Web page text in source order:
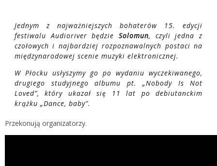
Jednym z najważniejszych bohaterów 15. edycji
festiwalu Audioriver będzie Solomun, czyli jedna z
czołowych i najbardziej rozpoznawalnych postaci na
międzynarodowej scenie muzyki elektronicznej.
W Płocku usłyszymy go po wydaniu wyczekiwanego,
drugiego studyjnego albumu pt. „Nobody Is Not
Loved”, który ukazał się 11 lat po debiutanckim
krążku „Dance, baby”.
Przekonują organizatorzy.